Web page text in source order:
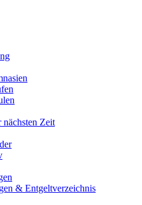
Zeit
& Entgeltverzeichnis